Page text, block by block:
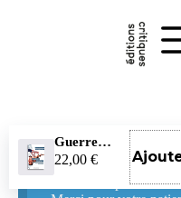
Guerres froides
22,00 €
La boutique reste
Vous pouvez
site. Les expéditions